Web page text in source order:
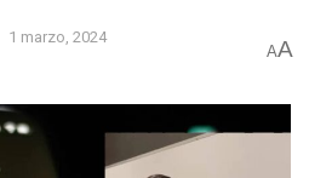
1 marzo, 2024
AA